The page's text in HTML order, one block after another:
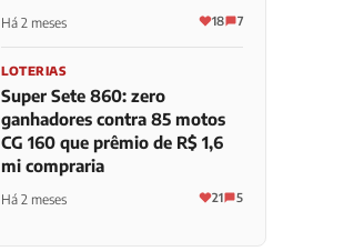
Há 2 meses 18 7
LOTERIAS
Super Sete 860: zero
ganhadores contra 85 motos
CG 160 que prêmio de R$ 1,6
mi compraria
Há 2 meses 21 5